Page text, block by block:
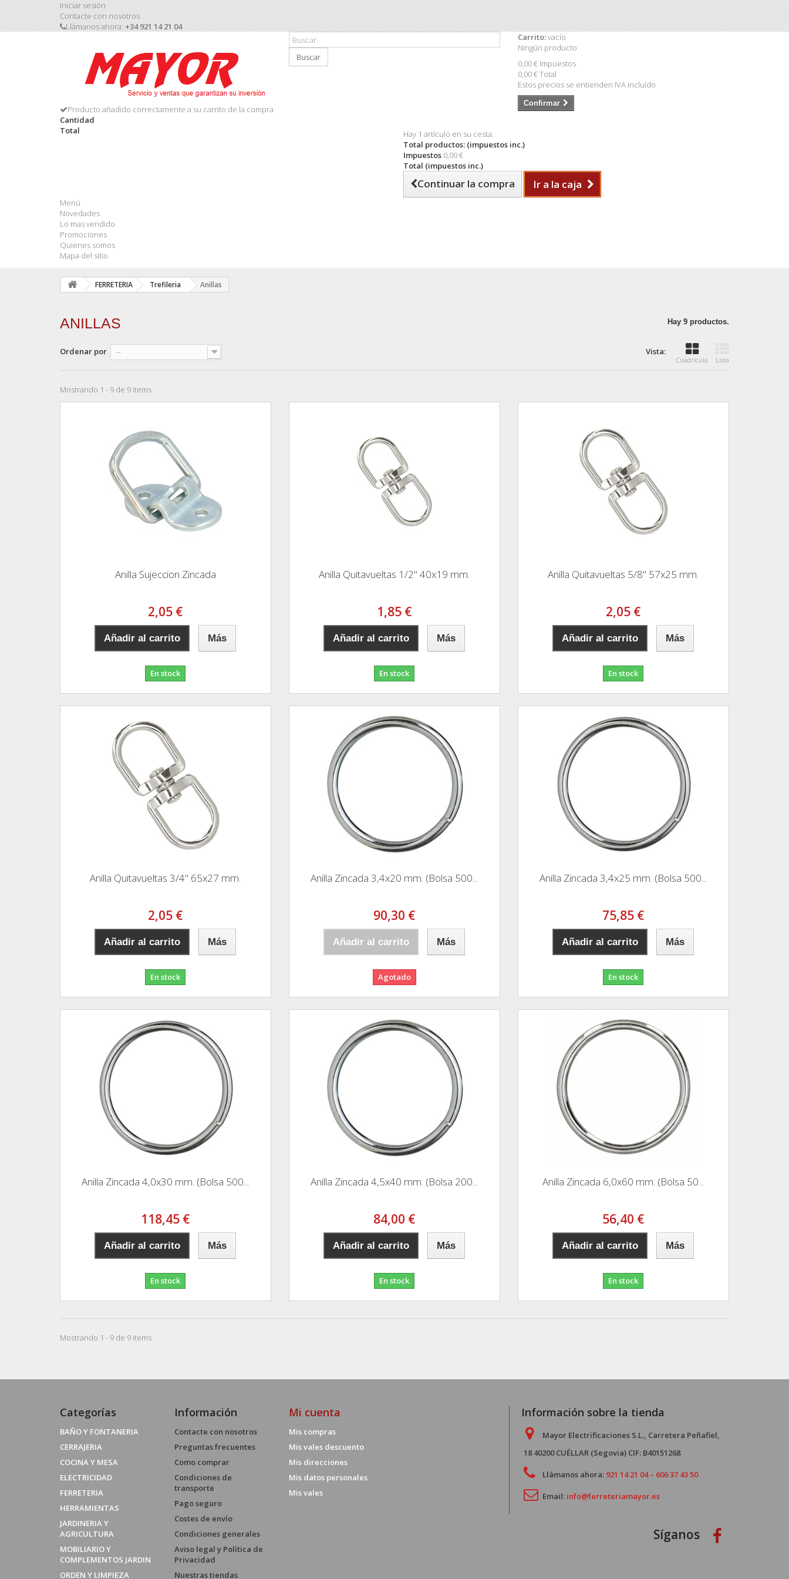
Iniciar sesión
Contacte con nosotros
Llámanos ahora:+34 921 14 21 04
Buscar
Carrito:vacío
Ningún producto
0,00 € Impuestos
0,00 €Total
Estos precios se entienden IVA incluído
Confirmar
Producto añadido correctamente a su carrito de la compra
Cantidad
Total
Hay 1 artículo en su cesta.
Total productos: (impuestos inc.)
Impuestos 0,00 €
Total (impuestos inc.)
Continuar la compra Ir a la caja
Menú
Novedades
Lo mas vendido
Promociones
Quienes somos
Mapa del sitio
FERRETERIA Trefileria Anillas
ANILLAS Hay 9 productos.
Vista:
Cuadrícula Lista
Ordenar por --
Mostrando 1 - 9 de 9 items
Anilla Sujeccion Zincada
2,05 €
Añadir al carrito Más
En stock
Anilla Quitavueltas 1/2" 40x19 mm.
1,85 €
Añadir al carrito Más
En stock
Anilla Quitavueltas 5/8" 57x25 mm.
2,05 €
Añadir al carrito Más
En stock
Anilla Quitavueltas 3/4" 65x27 mm.
2,05 €
Añadir al carrito Más
En stock
Anilla Zincada 3,4x20 mm. (Bolsa 500...
90,30 €
Añadir al carrito Más
Agotado
Anilla Zincada 3,4x25 mm. (Bolsa 500...
75,85 €
Añadir al carrito Más
En stock
Anilla Zincada 4,0x30 mm. (Bolsa 500...
118,45 €
Añadir al carrito Más
En stock
Anilla Zincada 4,5x40 mm. (Bolsa 200...
84,00 €
Añadir al carrito Más
En stock
Anilla Zincada 6,0x60 mm. (Bolsa 50...
56,40 €
Añadir al carrito Más
En stock
Mostrando 1 - 9 de 9 items
Categorías
BAÑO Y FONTANERIA
CERRAJERIA
COCINA Y MESA
ELECTRICIDAD
FERRETERIA
HERRAMIENTAS
JARDINERIA Y
AGRICULTURA
MOBILIARIO Y
COMPLEMENTOS JARDIN
ORDEN Y LIMPIEZA
Información
Contacte con nosotros
Preguntas frecuentes
Como comprar
Condiciones de
transporte
Pago seguro
Costes de envío
Condiciones generales
Aviso legal y Política de
Privacidad
Nuestras tiendas
Mi cuenta
Mis compras
Mis vales descuento
Mis direcciones
Mis datos personales
Mis vales
Información sobre la tienda
Mayor Electrificaciones S.L., Carretera Peñafiel,
18 40200 CUÉLLAR (Segovia) CIF: B40151268
Llámanos ahora: 921 14 21 04 – 606 37 43 50
Email: info@ferreteriamayor.es
Síganos